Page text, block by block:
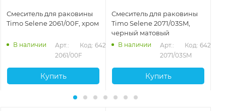
Смеситель для раковины
Timo Selene 2061/00F, хром
В наличии
Арт.:
2061/00F
Код: 64273
Купить
Смеситель для раковины
Timo Selene 2071/03SM,
черный матовый
В наличии
Арт.:
2071/03SM
Код: 64277
Купить